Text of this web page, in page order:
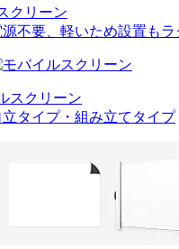
クリーン
源不要、軽いため設置もラ
スクリーン
立タイプ・組み立てタイプ